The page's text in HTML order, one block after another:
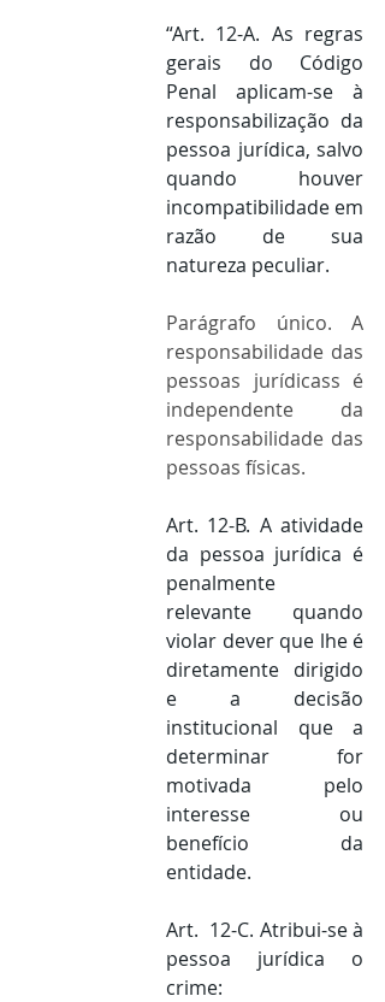
“Art. 12-A. As regras
gerais do Código
Penal aplicam-se à
responsabilização da
pessoa jurídica, salvo
quando houver
incompatibilidade em
razão de sua
natureza peculiar.
Parágrafo único. A
responsabilidade das
pessoas jurídicass é
independente da
responsabilidade das
pessoas físicas.
Art. 12-B. A atividade
da pessoa jurídica é
penalmente
relevante quando
violar dever que lhe é
diretamente dirigido
e a decisão
institucional que a
determinar for
motivada pelo
interesse ou
benefício da
entidade.
Art.  12-C. Atribui-se à
pessoa jurídica o
crime: